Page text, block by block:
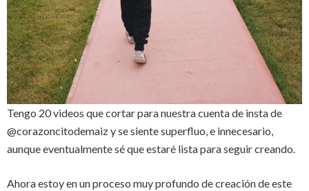
Tengo 20 videos que cortar para nuestra cuenta de insta de
@corazoncitodemaiz y se siente superfluo, e innecesario,
aunque eventualmente sé que estaré lista para seguir creando.
Ahora estoy en un proceso muy profundo de creación de este